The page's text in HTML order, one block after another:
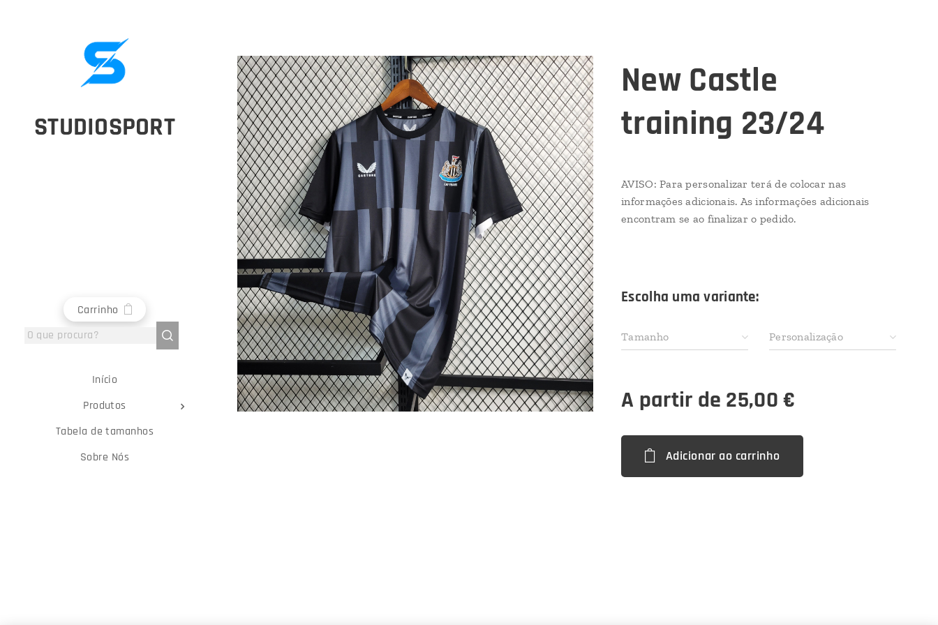
STUDIOSPORT
Carrinho
Início
Produtos
Tabela de tamanhos
Sobre Nós
New Castle
training 23/24
AVISO: Para personalizar terá de colocar nas
informações adicionais. As informações adicionais
encontram se ao finalizar o pedido.
Escolha uma variante:
Tamanho Personalização
A partir de 25,00€
Adicionar ao carrinho